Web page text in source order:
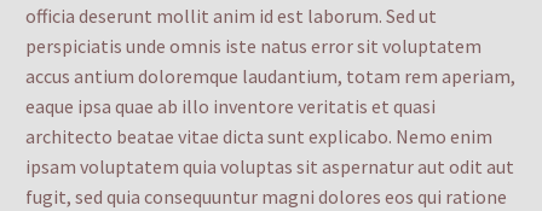
officia deserunt mollit anim id est laborum. Sed ut
perspiciatis unde omnis iste natus error sit voluptatem
accus antium doloremque laudantium, totam rem aperiam,
eaque ipsa quae ab illo inventore veritatis et quasi
architecto beatae vitae dicta sunt explicabo. Nemo enim
ipsam voluptatem quia voluptas sit aspernatur aut odit aut
fugit, sed quia consequuntur magni dolores eos qui ratione